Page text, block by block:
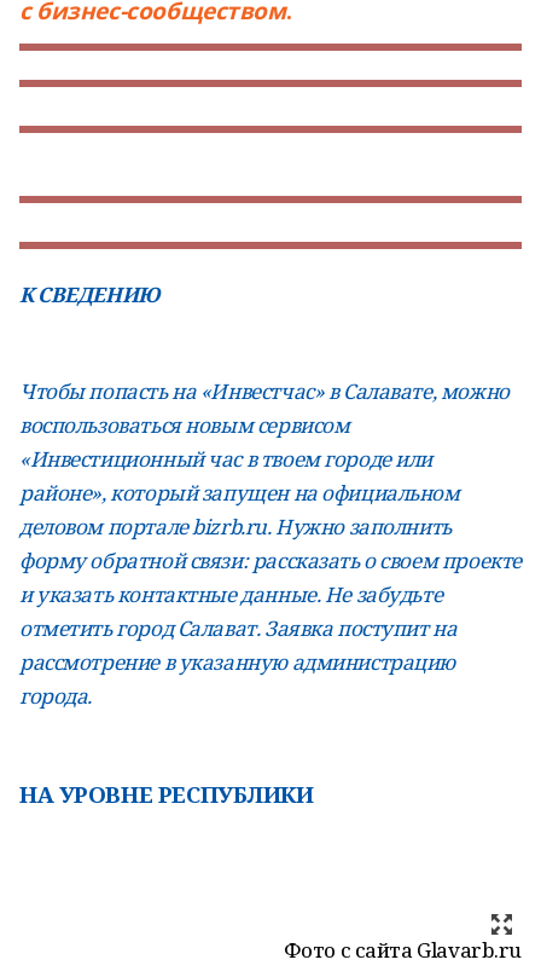
с бизнес-сообществом.
К СВЕДЕНИЮ
Чтобы попасть на «Инвестчас» в Салавате, можно
воспользоваться новым сервисом
«Инвестиционный час в твоем городе или
районе», который запущен на официальном
деловом портале bizrb.ru. Нужно заполнить
форму обратной связи: рассказать о своем проекте
и указать контактные данные. Не забудьте
отметить город Салават. Заявка поступит на
рассмотрение в указанную администрацию
города.
НА УРОВНЕ РЕСПУБЛИКИ
Фото с сайта Glavarb.ru